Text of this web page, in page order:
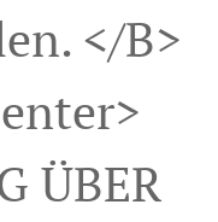
</b>
ÜBER